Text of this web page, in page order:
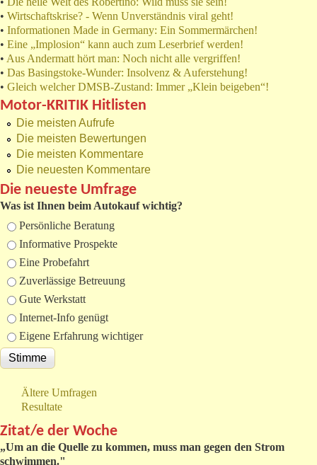
• Wirtschaftskrise? - Wenn Unverständnis viral geht!
• Informationen Made in Germany: Ein Sommermärchen!
• Eine „Implosion“ kann auch zum Leserbrief werden!
• Aus Andermatt hört man: Noch nicht alle vergriffen!
• Das Basingstoke-Wunder: Insolvenz & Auferstehung!
• Gleich welcher DMSB-Zustand: Immer „Klein beigeben“!
Motor-KRITIK Hitlisten
Die meisten Aufrufe
Die meisten Bewertungen
Die meisten Kommentare
Die neuesten Kommentare
Die neueste Umfrage
Was ist Ihnen beim Autokauf wichtig?
Auswahlmöglichkeiten
Persönliche Beratung
Informative Prospekte
Eine Probefahrt
Zuverlässige Betreuung
Gute Werkstatt
Internet-Info genügt
Eigene Erfahrung wichtiger
Ältere Umfragen
Resultate
Zitat/e der Woche
„Um an die Quelle zu kommen, muss man gegen den Strom
schwimmen."